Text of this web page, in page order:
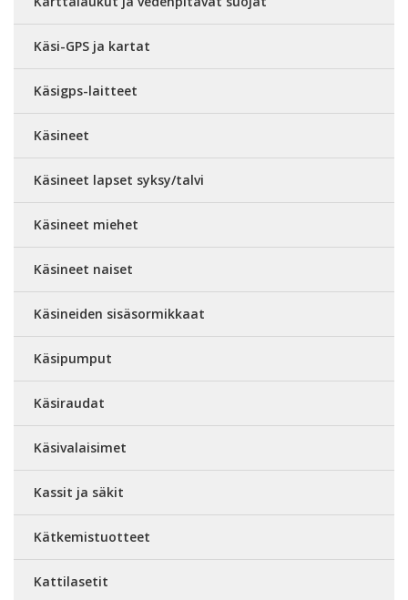
Käsi-GPS ja kartat
Käsigps-laitteet
Käsineet
Käsineet lapset syksy/talvi
Käsineet miehet
Käsineet naiset
Käsineiden sisäsormikkaat
Käsipumput
Käsiraudat
Käsivalaisimet
Kassit ja säkit
Kätkemistuotteet
Kattilasetit